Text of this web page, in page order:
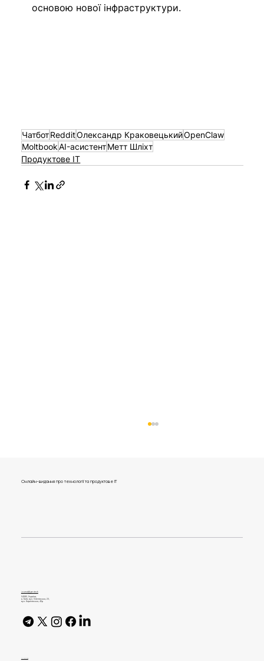
основою нової інфраструктури.
ЧатботRedditОлександр КраковецькийOpenClaw
MoltbookAI-асистентМетт Шліхт
Продуктове IT
Онлайн-видання про технології та продуктове IT
journal@gen.tech
04080, Україна,
м. Київ, вул. Оленівська, 23,​
вул. Кирилівська, 40р